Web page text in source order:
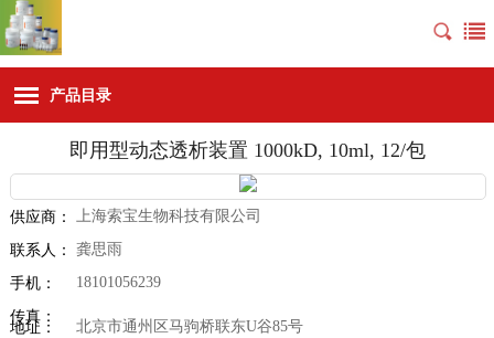
产品目录
即用型动态透析装置 1000kD, 10ml, 12/包
供应商： 上海索宝生物科技有限公司
联系人： 龚思雨
手机： 18101056239
传真：
地址： 北京市通州区马驹桥联东U谷85号